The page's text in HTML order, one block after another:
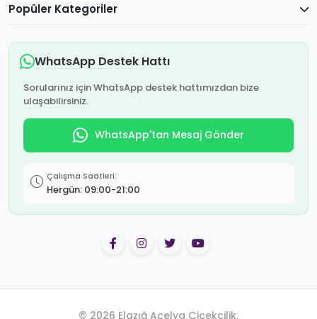
Popüler Kategoriler
WhatsApp Destek Hattı
Sorularınız için WhatsApp destek hattımızdan bize
ulaşabilirsiniz.
WhatsApp'tan Mesaj Gönder
Çalışma Saatleri:
Hergün: 09:00-21:00
© 2026 Elazığ Açelya Çiçekçilik.